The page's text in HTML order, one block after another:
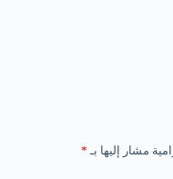
مشار إليها بـ *